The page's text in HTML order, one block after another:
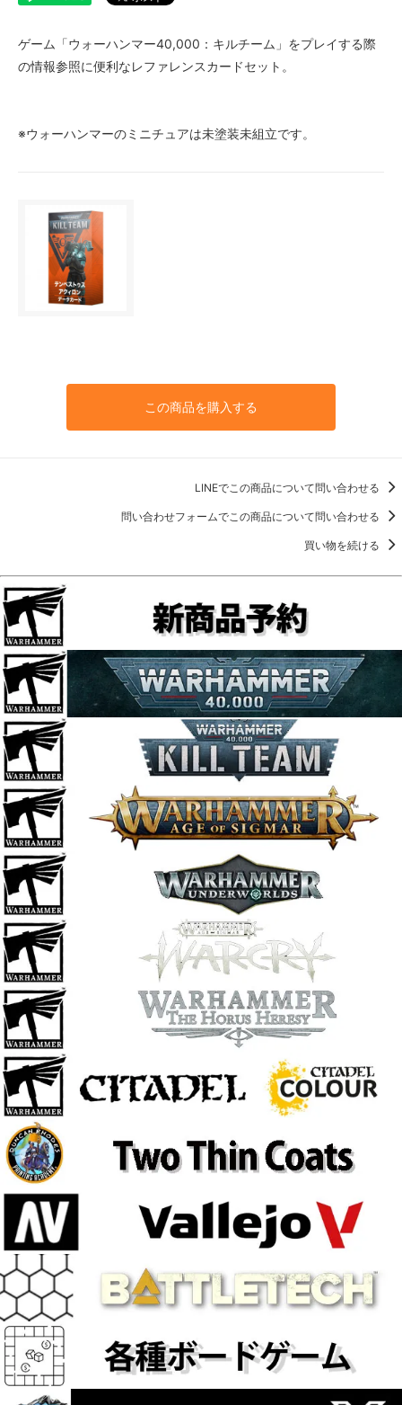
ゲーム「ウォーハンマー40,000：キルチーム」をプレイする際
の情報参照に便利なレファレンスカードセット。
※ウォーハンマーのミニチュアは未塗装未組立です。
この商品を購入する
LINEでこの商品について問い合わせる
問い合わせフォームでこの商品について問い合わせる
買い物を続ける